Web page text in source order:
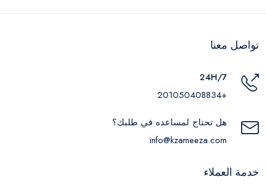
تواصل معنا
24H/7
+201050408834
هل تحتاج لمساعده في طلبك؟
info@kzameeza.com
خدمة العملاء